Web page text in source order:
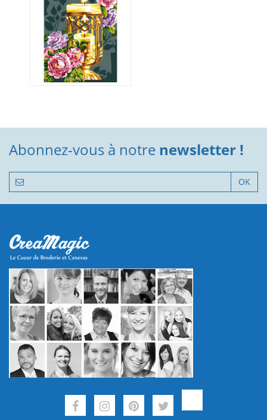
Abonnez-vous à notre newsletter !
OK